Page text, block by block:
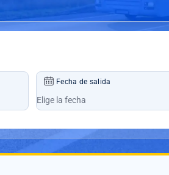
Fecha de salida